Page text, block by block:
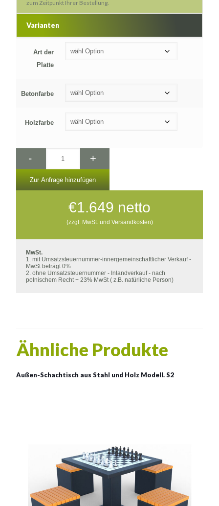
zum Zeitpunkt Ihrer Bestellung.
Varianten
Art der
Platte
Betonfarbe
Holzfarbe
- +
Zur Anfrage hinzufügen
€1.649 netto
(zzgl. MwSt. und Versandkosten)
MwSt.
1. mit Umsatzsteuernummer-innergemeinschaftlicher Verkauf -
MwSt beträgt 0%
2. ohne Umsatzsteuernummer - Inlandverkauf - nach
polnischem Recht + 23% MwSt ( z.B. natürliche Person)
Ähnliche Produkte
Außen-Schachtisch aus Stahl und Holz Modell. S2